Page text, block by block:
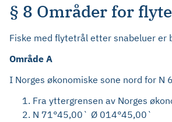
§ 8 Områder for
Fiske med flytetrål etter snabeluer
Område A
I Norges økonomiske sone nord for
Fra yttergrensen av Norges
N 71°45,00` Ø 014°45,00`